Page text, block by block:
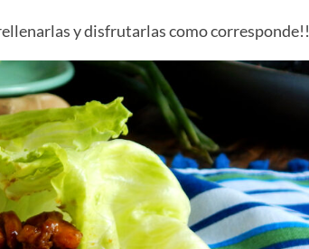
y disfrutarlas como corresponde!!